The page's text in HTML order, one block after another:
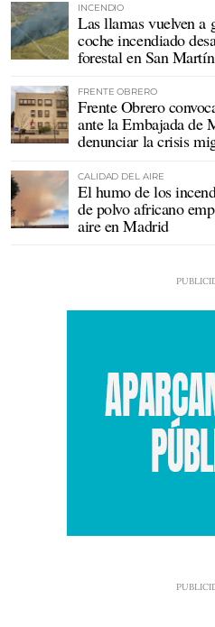
INCENDIO
Las llamas vuelven a
coche incendiado
forestal en San
FRENTE OBRERO
Frente Obrero
ante la Embajada de
denunciar la crisis
CALIDAD DEL AIRE
El humo de los
de polvo africano
aire en Madrid